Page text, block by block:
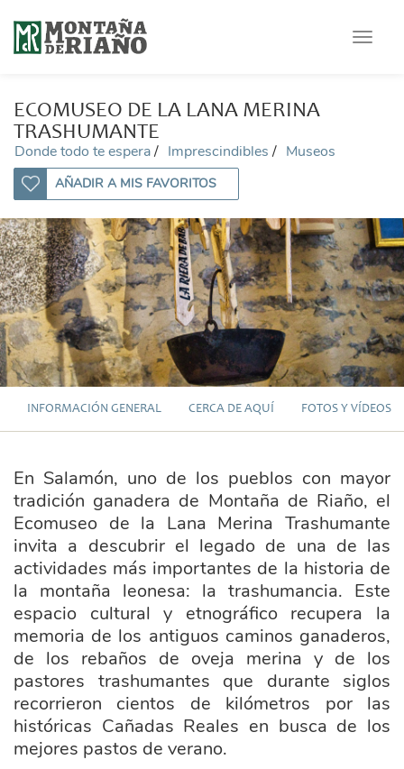
Toggle
ECOMUSEO DE LA LANA MERINA
TRASHUMANTE
Donde todo te espera Imprescindibles Museos
AÑADIR A MIS FAVORITOS
INFORMACIÓN GENERAL CERCA DE AQUÍ FOTOS Y VÍDEOS
En Salamón, uno de los pueblos con mayor
tradición ganadera de Montaña de Riaño, el
Ecomuseo de la Lana Merina Trashumante
invita a descubrir el legado de una de las
actividades más importantes de la historia de
la montaña leonesa: la trashumancia. Este
espacio cultural y etnográfico recupera la
memoria de los antiguos caminos ganaderos,
de los rebaños de oveja merina y de los
pastores trashumantes que durante siglos
recorrieron cientos de kilómetros por las
históricas Cañadas Reales en busca de los
mejores pastos de verano.